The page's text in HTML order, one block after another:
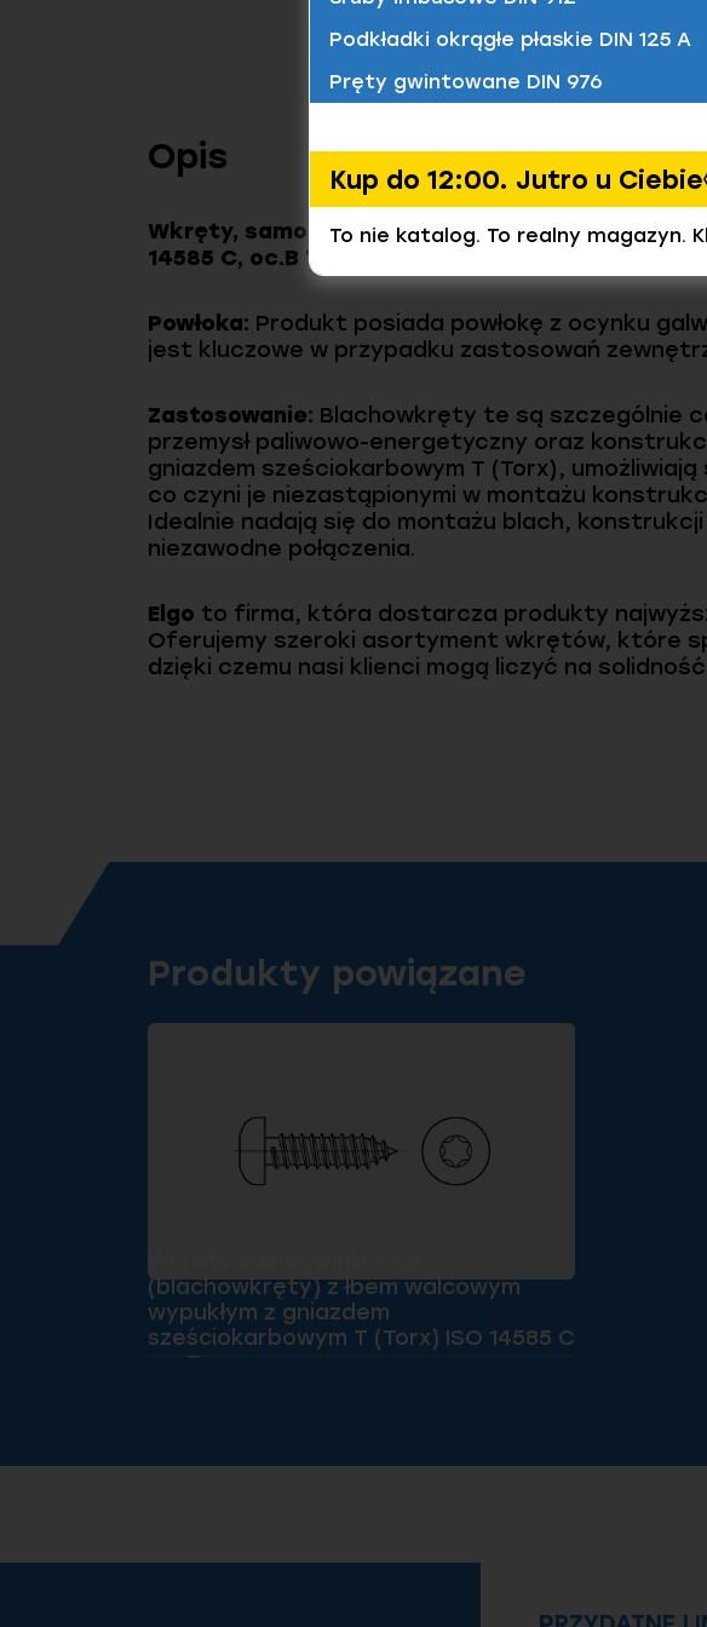
Opis
Wkręty, samogwintujące (blachowkręty), z
14585 C, oc.B Tx
Powłoka: Produkt posiada powłokę z ocynku
jest kluczowe w przypadku zastosowań
Zastosowanie: Blachowkręty te są szczególnie
przemysł paliwowo-energetyczny oraz
gniazdem sześciokarbowym T (Torx),
co czyni je niezastąpionymi w montażu
Idealnie nadają się do montażu blach,
niezawodne połączenia.
Elgo to firma, która dostarcza produkty
Oferujemy szeroki asortyment wkrętów, które
dzięki czemu nasi klienci mogą liczyć na
Produkty powiązane
(blachowkręty) z łbem walcowym
wypukłym z gniazdem
sześciokarbowym T (Torx) ISO 14585 C
oc. Tx
Podkładki okrągłe płaskie DIN 125 A
Pręty gwintowane DIN 976
Kup do 12:00. Jutro u Ciebie
To nie katalog. To realny magazyn.